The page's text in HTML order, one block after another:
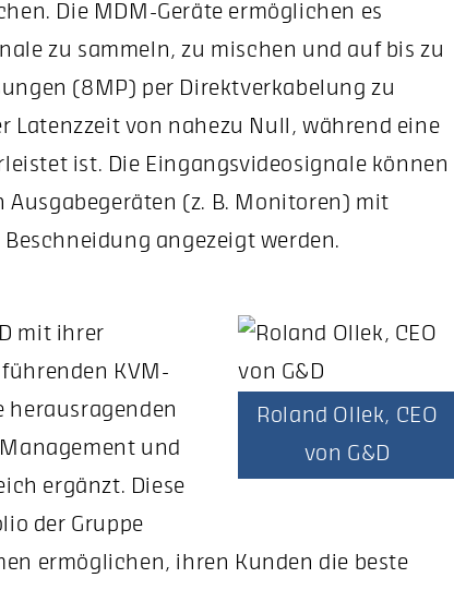
Die MDM-Geräte ermöglichen es
zu sammeln, zu mischen und auf bis zu
(8MP) per Direktverkabelung zu
Latenzzeit von nahezu Null, während eine
ist. Die Eingangsvideosignale können
Ausgabegeräten (z. B. Monitoren) mit
angezeigt werden.
Roland Ollek, CEO
von G&D
mit ihrer
KVM-
herausragenden
und
ergänzt. Diese
der Gruppe
ermöglichen, ihren Kunden die beste